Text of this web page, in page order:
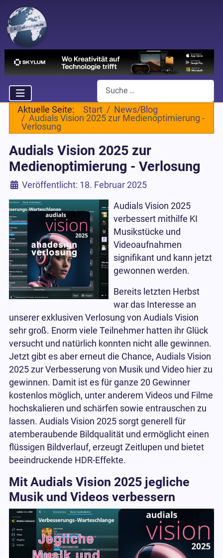
Suchen
Aktuelle Seite: Start
News/Blog
Audials Vision 2025 zur Medienoptimierung -
Verlosung
Audials Vision 2025 zur
Medienoptimierung - Verlosung
Details
Veröffentlicht: 18. Februar 2025
Audials Vision 2025
verbessert mithilfe KI
Musikstücke und
Videoaufnahmen
signifikant und kann jetzt
gewonnen werden.
Bereits letzten Herbst
war das Interesse an
unserer exklusiven Verlosung von Audials Vision
sehr groß. Enorm viele Teilnehmer hatten ihr Glück
versucht und natürlich konnten nicht alle gewinnen.
Jetzt gibt es aber erneut die Chance, Audials Vision
2025 zur Verbesserung von Musik und Video hier zu
gewinnen. Damit ist es für ganze 20 Gewinner
kostenlos möglich, unter anderem Videos und Filme
hochskalieren und schärfen sowie entrauschen zu
lassen. Audials Vision 2025 sorgt generell für
atemberaubende Bildqualität und ermöglicht einen
flüssigen Bildverlauf, erzeugt Zeitlupen und bietet
beeindruckende HDR-Effekte.
Mit Audials Vision 2025 jegliche
Musik und Videos verbessern